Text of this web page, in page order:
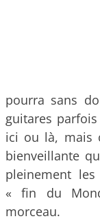
pourra sans
guitares
ici ou là, mais
bienveillante
pleinement
« fin du
morceau.